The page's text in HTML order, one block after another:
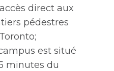
direct aux
pédestres
est situé
minutes du